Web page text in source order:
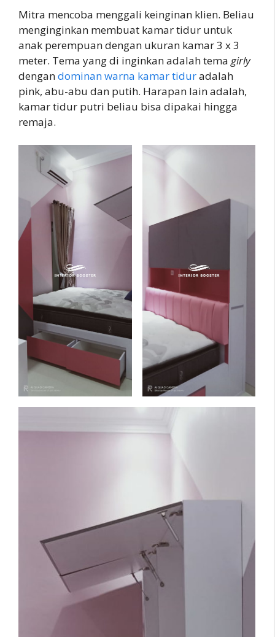
Mitra mencoba menggali keinginan klien. Beliau
menginginkan membuat kamar tidur untuk
anak perempuan dengan ukuran kamar 3 x 3
meter. Tema yang di inginkan adalah tema girly
dengandominan warna kamar tiduradalah
pink, abu-abu dan putih. Harapan lain adalah,
kamar tidur putri beliau bisa dipakai hingga
remaja.